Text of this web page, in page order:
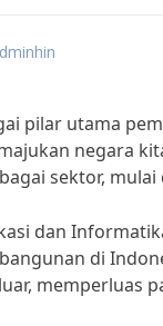
pilar utama
negara
sektor,
dan
di
memperluas